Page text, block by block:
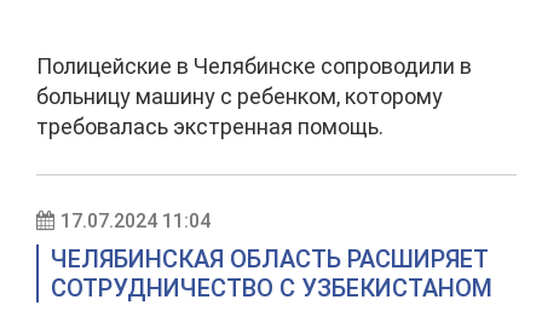
Полицейские в Челябинске сопроводили в
больницу машину с ребенком, которому
требовалась экстренная помощь.
17.07.2024 11:04
ЧЕЛЯБИНСКАЯ ОБЛАСТЬ РАСШИРЯЕТ
СОТРУДНИЧЕСТВО С УЗБЕКИСТАНОМ